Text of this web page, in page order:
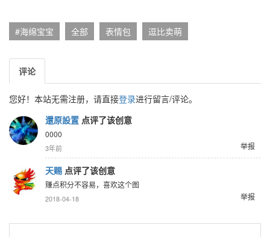
#海绵宝宝 全部 表情包 逗比卖萌
评论
您好！本站无需注册，请直接登录进行留言/评论。
還原設置 点评了该创意
0000
举报
3年前
天赐 点评了该创意
赚点积分不容易，喜欢这个图
举报
2018-04-18